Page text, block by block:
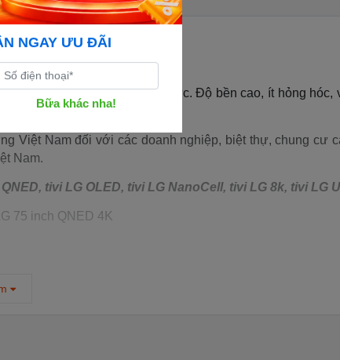
sắc nét, sống động và chân thực. Độ bền cao, ít hỏng hóc,
lượng bán ra.
Việt Nam đối với các doanh nghiệp, biệt thự, chung cư
Nam.
tivi LG OLED, tivi LG NanoCell, tivi LG 8k, tivi LG
75 inch QNED 4K
và Quantum Dot,
NGAY ƯU ĐÃI
Bữa khác nha!